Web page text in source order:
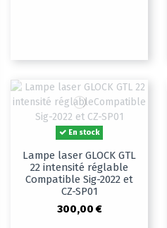
En stock
Lampe laser GLOCK GTL
22 intensité réglable
Compatible Sig-2022 et
CZ-SP01
300,00 €